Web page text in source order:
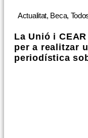
Actualitat, Beca,
La Unió i
per a realitzar
periodística